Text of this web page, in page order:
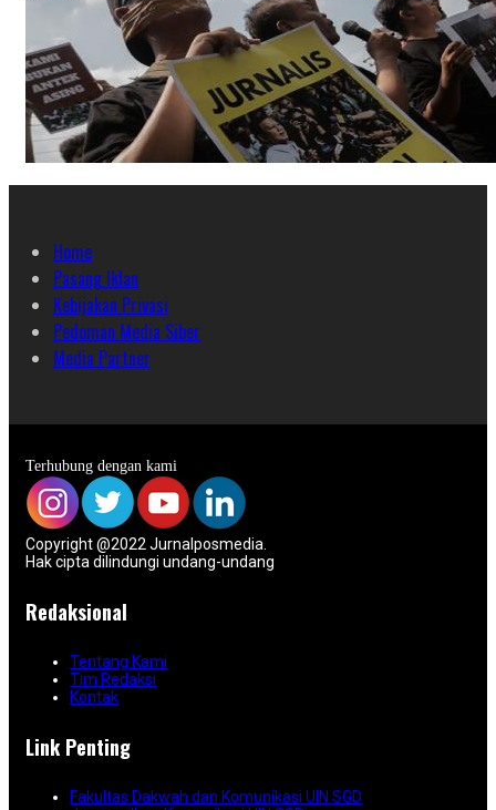
Home
Pasang Iklan
Kebijakan Privasi
Pedoman Media Siber
Media Partner
Terhubung dengan kami
Copyright @2022 Jurnalposmedia.
Hak cipta dilindungi undang-undang
Redaksional
Tentang Kami
Tim Redaksi
Kontak
Link Penting
Fakultas Dakwah dan Komunikasi UIN SGD